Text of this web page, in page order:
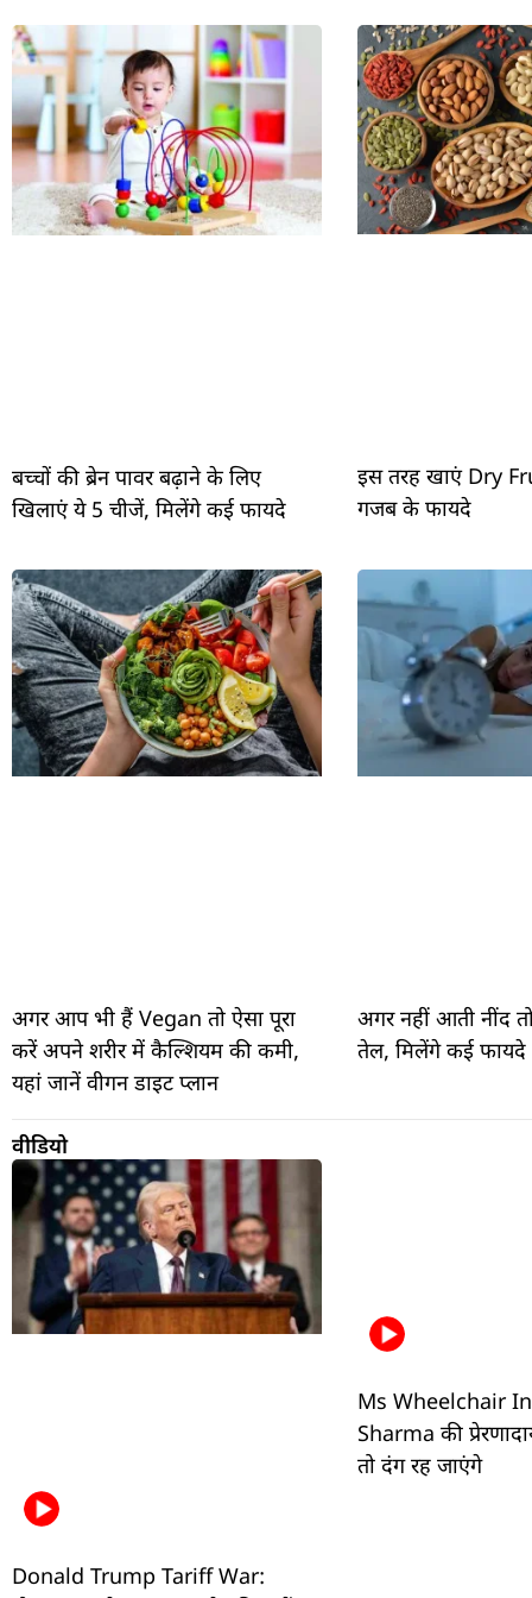
बच्चों की ब्रेन पावर बढ़ाने के लिए
खिलाएं ये 5 चीजें, मिलेंगे कई फायदे
इस तरह खाएं Dry
गजब के फायदे
अगर आप भी हैं Vegan तो ऐसा पूरा
करें अपने शरीर में कैल्शियम की कमी,
यहां जानें वीगन डाइट प्लान
अगर नहीं आती नींद
तेल, मिलेंगे कई फायदे
वीडियो
Donald Trump Tariff War:
Ms Wheelchair
Sharma की
तो दंग रह जाएंगे